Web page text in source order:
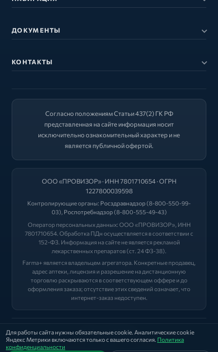
Для работы сайта нужны обязательные cookie. Аналитические cookie
Яндекс Метрики включаются только с вашего согласия. Политика
конфиденциальности
ДОКУМЕНТЫ
КОНТАКТЫ
Согласно положениям Статьи 437(2) ГК РФ
представленная на сайте информация носит
исключительно ознакомительный характер и не
является публичной офертой.
ООО «ПРОВИЗОР» · ИНН 7801710654 · ОГРН
1227800039598
Контролирующие органы: Росздравнадзор(8-800-550-99-
03), Роспотребнадзор(8-800-555-49-43)
Оператор персональных данных: ООО «ПРОВИЗОР», ИНН
7801710654. Обработка ПДн осуществляется в соответствии с
152-ФЗ. Информация на сайте не является рекламой
лекарственных препаратов (ст. 24 ФЗ-38).
Farma+ является владельцем агрегатора. Конкретные продавец,
адрес аптеки, лицензия и разрешение на дистанционную
торговлю раскрываются в соответствующем оффере и до
оформления заказа; отсутствие этих сведений означает, что
интернет-заказ недоступен.
2026 © "ФАРМА+"
Политика | Оферта | Лицензии